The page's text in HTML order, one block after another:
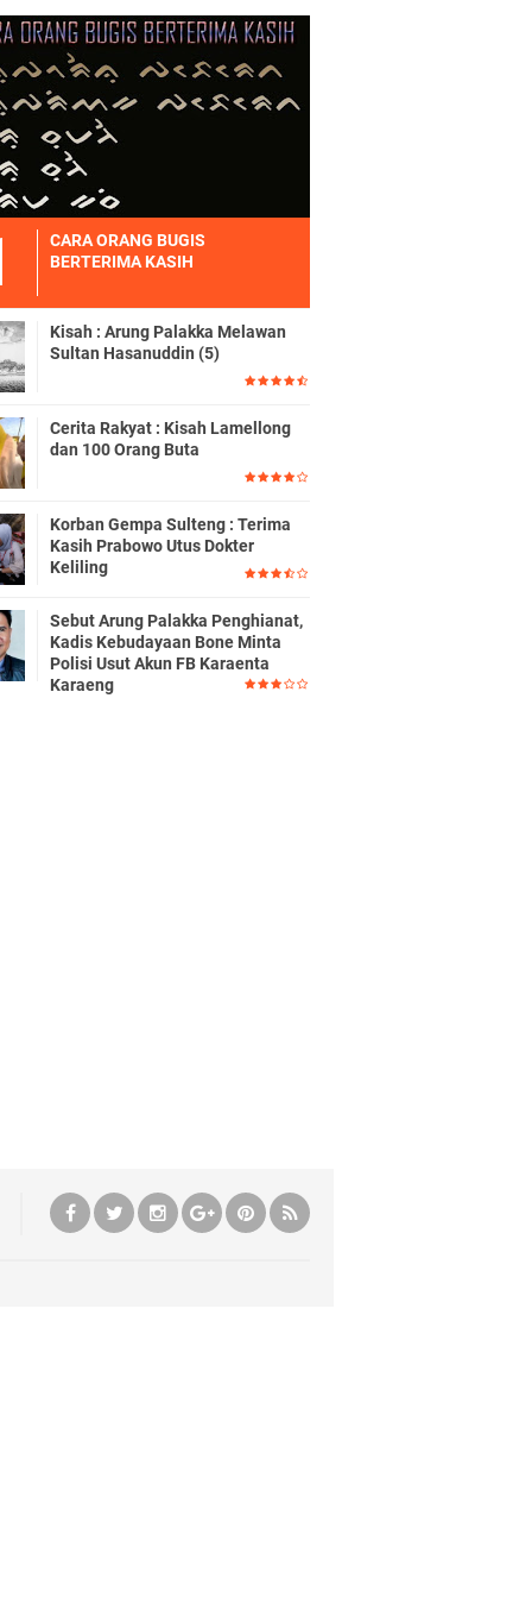
CARA ORANG BUGIS
BERTERIMA KASIH
Kisah : Arung Palakka Melawan
Sultan Hasanuddin (5)
Cerita Rakyat : Kisah Lamellong
dan 100 Orang Buta
Korban Gempa Sulteng : Terima
Kasih Prabowo Utus Dokter
Keliling
Sebut Arung Palakka Penghianat,
Kadis Kebudayaan Bone Minta
Polisi Usut Akun FB Karaenta
Karaeng